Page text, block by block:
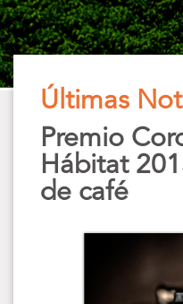
Últimas
Premio
Hábitat
de café